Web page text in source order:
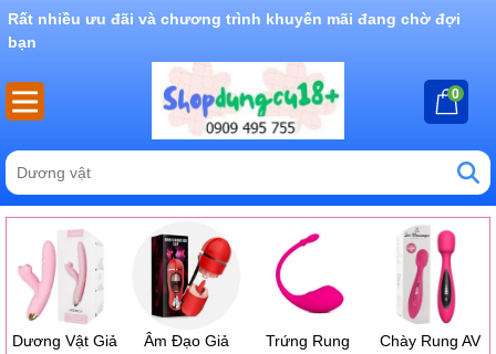
Rất nhiều ưu đãi và chương trình khuyến mãi đang chờ đợi
bạn
0
Dương Vật Giả
Âm Đạo Giả
Trứng Rung
Chày Rung AV